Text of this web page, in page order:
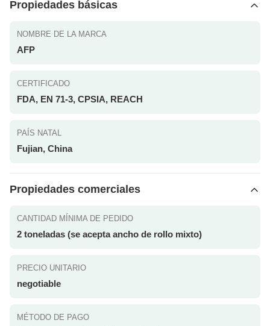
Propiedades básicas
NOMBRE DE LA MARCA
AFP
CERTIFICADO
FDA, EN 71-3, CPSIA, REACH
PAÍS NATAL
Fujian, China
Propiedades comerciales
CANTIDAD MÍNIMA DE PEDIDO
2 toneladas (se acepta ancho de rollo mixto)
PRECIO UNITARIO
negotiable
MÉTODO DE PAGO